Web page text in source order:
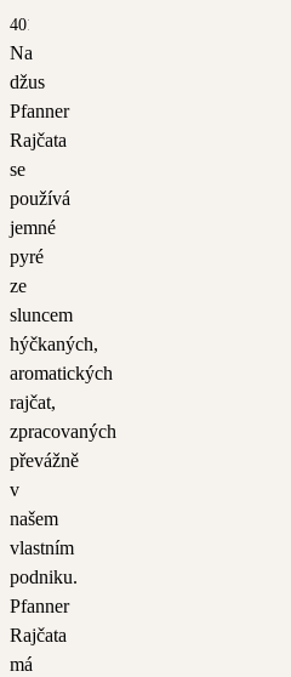
4014
Na
džus
Pfanner
Rajčata
se
používá
jemné
pyré
ze
sluncem
hýčkaných,
aromatických
rajčat,
zpracovaných
převážně
v
našem
vlastním
podniku.
Pfanner
Rajčata
má